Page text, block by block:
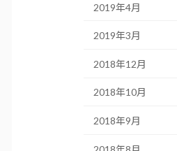
2019年4月
2019年3月
2018年12月
2018年10月
2018年9月